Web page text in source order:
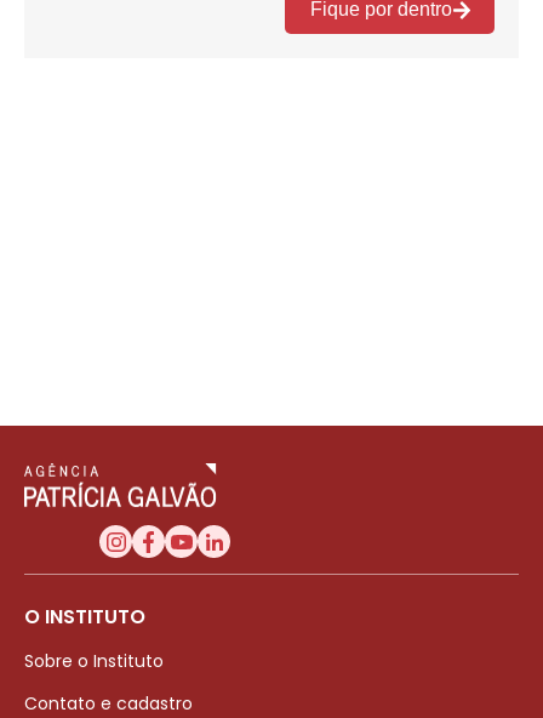
O INSTITUTO
Sobre o Instituto
Contato e cadastro